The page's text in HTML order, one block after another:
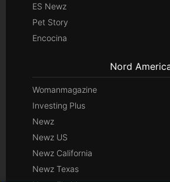
ES Newz
Pet Story
Encocina
Nord
Womanmagazine
Investing Plus
Newz
Newz US
Newz California
Newz Texas